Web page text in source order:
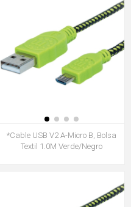
*Cable USB V2 A-Micro B, Bolsa
Textil 1.0M Verde/Negro